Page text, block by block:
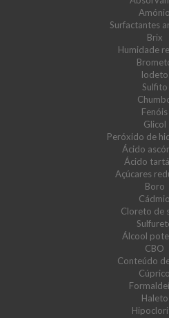
Amónio
Surfactantes
Brix
Humidade
Iodeto
Sulfito
Fenóis
Glicol
Peróxido de
Ácido
Ácido
Açúcares
Boro
Cádmio
Cloreto de
Álcool
CBO
Conteúdo
Cúprico
Haleto